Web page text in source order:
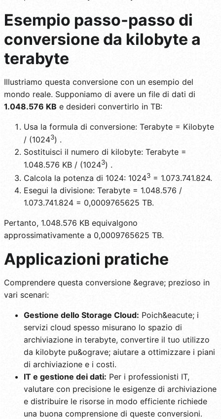
Esempio passo-passo di
conversione da kilobyte a
terabyte
Illustriamo questa conversione con un esempio del
mondo reale. Supponiamo di avere un file di dati di
1.048.576 KB e desideri convertirlo in TB:
Usa la formula di conversione: Terabyte = Kilobyte
/ (10243) .
Sostituisci il numero di kilobyte: Terabyte =
1.048.576 KB / (10243) .
Calcola la potenza di 1024: 10243 = 1.073.741.824.
Esegui la divisione: Terabyte = 1.048.576 /
1.073.741.824 = 0,0009765625 TB.
Pertanto, 1.048.576 KB equivalgono
approssimativamente a 0,0009765625 TB.
Applicazioni pratiche
Comprendere questa conversione &egrave; prezioso in
vari scenari:
Gestione dello Storage Cloud: Poich&eacute; i
servizi cloud spesso misurano lo spazio di
archiviazione in terabyte, convertire il tuo utilizzo
da kilobyte pu&ograve; aiutare a ottimizzare i piani
di archiviazione e i costi.
IT e gestione dei dati: Per i professionisti IT,
valutare con precisione le esigenze di archiviazione
e distribuire le risorse in modo efficiente richiede
una buona comprensione di queste conversioni.